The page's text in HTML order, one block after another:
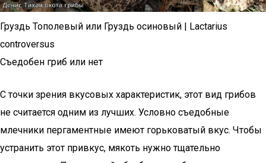
Груздь Тополевый или Груздь осиновый | Lactarius
controversus
Съедобен гриб или нет
С точки зрения вкусовых характеристик, этот вид грибов
не считается одним из лучших. Условно съедобные
млечники пергаментные имеют горьковатый вкус. Чтобы
устранить этот привкус, мякоть нужно тщательно